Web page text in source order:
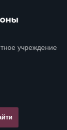
учреждение